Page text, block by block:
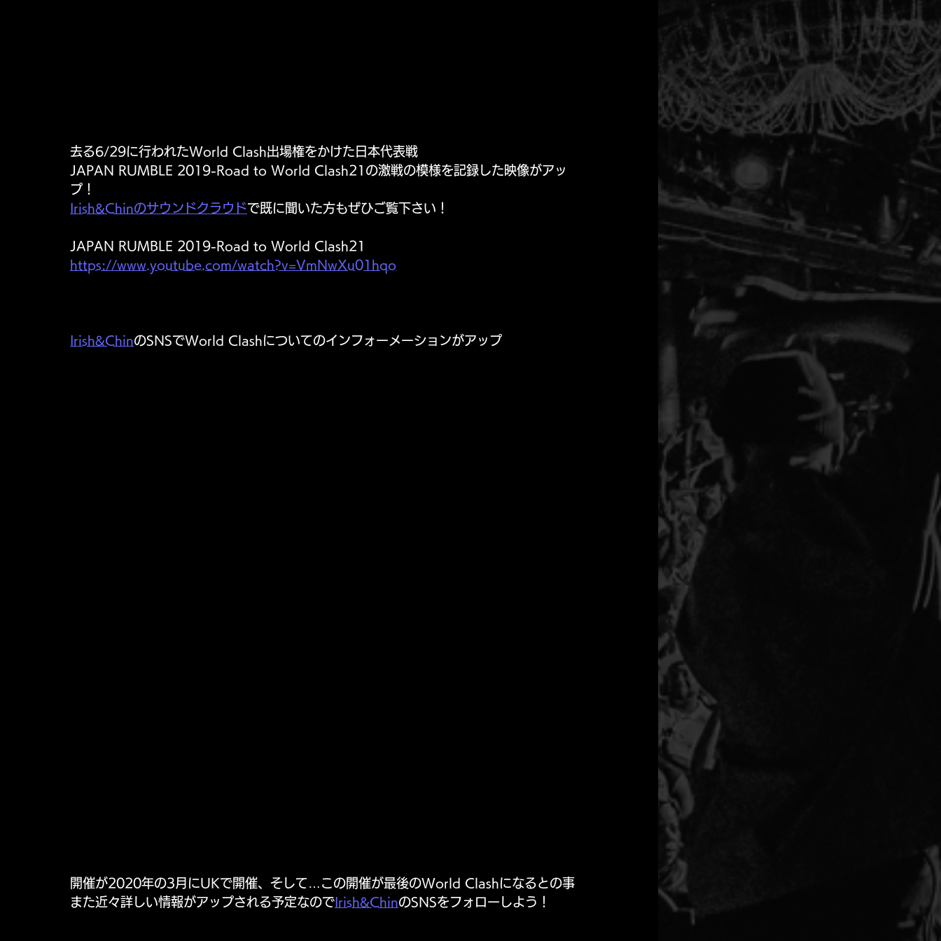
去る6/29に行われたWorld Clash出場権をかけた日本代表戦
JAPAN RUMBLE 2019-Road to World Clash21の激戦の模様を記録した映像がアッ
プ！
Irish&Chinのサウンドクラウドで既に聞いた方もぜひご覧下さい！
JAPAN RUMBLE 2019-Road to World Clash21
https://www.youtube.com/watch?v=VmNwXu01hqo
Irish&ChinのSNSでWorld Clashについてのインフォーメーションがアップ
開催が2020年の3月にUKで開催、そして…この開催が最後のWorld Clashになるとの事
また近々詳しい情報がアップされる予定なので Irish&ChinのSNSをフォローしよう！